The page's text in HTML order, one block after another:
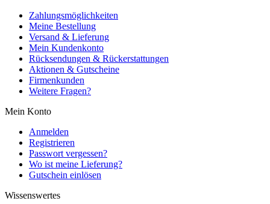
Zahlungsmöglichkeiten
Meine Bestellung
Versand & Lieferung
Mein Kundenkonto
Rücksendungen & Rückerstattungen
Aktionen & Gutscheine
Firmenkunden
Weitere Fragen?
Mein Konto
Anmelden
Registrieren
Passwort vergessen?
Wo ist meine Lieferung?
Gutschein einlösen
Wissenswertes